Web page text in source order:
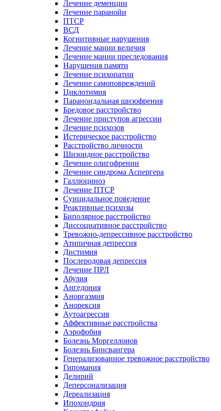
Лечение деменции
Лечение паранойи
ПТСР
ВСД
Когнитивные нарушения
Лечение мании величия
Лечение мании преследования
Нарушения памяти
Лечение психопатии
Лечение самоповреждений
Циклотимия
Параноидальная шизофрения
Бредовое расстройство
Лечение приступов агрессии
Лечение психозов
Истерическое расстройство
Расстройство личности
Шизоидное расстройство
Лечение олигофрении
Лечение синдрома Аспергера
Галлюциноз
Лечение ПТСР
Суицидальное поведение
Реактивные психозы
Биполярное расстройство
Диссоциативное расстройство
Тревожно-депрессивное расстройство
Атипичная депрессия
Дистимия
Послеродовая депрессия
Лечение ПРЛ
Абулия
Ангедония
Аноргазмия
Анорексия
Аутоагрессия
Аффективные расстройства
Аэрофобия
Болезнь Моргеллонов
Болезнь Бинсвангера
Генерализованное тревожное расстройство
Гипомания
Делирий
Деперсонализация
Дереализация
Ипохондрия